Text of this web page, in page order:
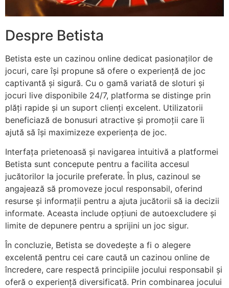
Despre Betista
Betista este un cazinou online dedicat pasionaților de
jocuri, care își propune să ofere o experiență de joc
captivantă și sigură. Cu o gamă variată de sloturi și
jocuri live disponibile 24/7, platforma se distinge prin
plăți rapide și un suport clienți excelent. Utilizatorii
beneficiază de bonusuri atractive și promoții care îi
ajută să își maximizeze experiența de joc.
Interfața prietenoasă și navigarea intuitivă a platformei
Betista sunt concepute pentru a facilita accesul
jucătorilor la jocurile preferate. În plus, cazinoul se
angajează să promoveze jocul responsabil, oferind
resurse și informații pentru a ajuta jucătorii să ia decizii
informate. Aceasta include opțiuni de autoexcludere și
limite de depunere pentru a sprijini un joc sigur.
În concluzie, Betista se dovedește a fi o alegere
excelentă pentru cei care caută un cazinou online de
încredere, care respectă principiile jocului responsabil și
oferă o experiență diversificată. Prin combinarea jocului